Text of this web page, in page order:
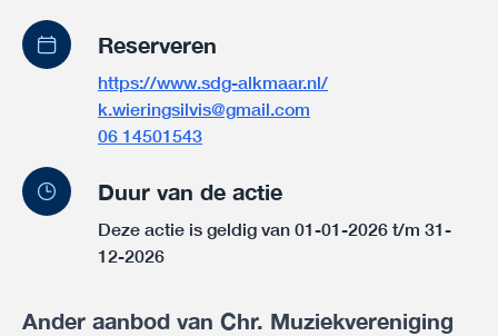
Reserveren
https://www.sdg-alkmaar.nl/
k.wieringsilvis@gmail.com
06 14501543
Duur van de actie
Deze actie is geldig van 01-01-2026 t/m 31-
12-2026
Ander aanbod van Chr. Muziekvereniging